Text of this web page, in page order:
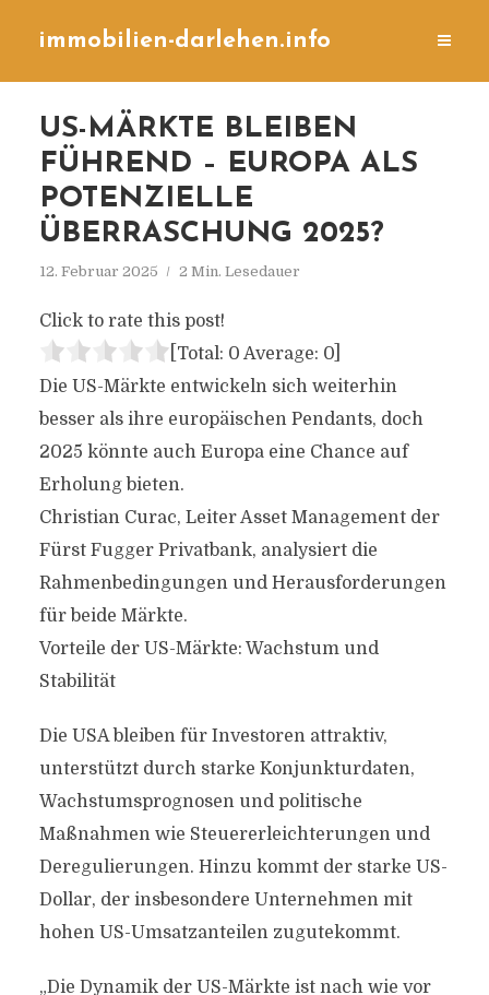
immobilien-darlehen.info
US-MÄRKTE BLEIBEN
FÜHREND – EUROPA ALS
POTENZIELLE
ÜBERRASCHUNG 2025?
12. Februar 2025 2 Min. Lesedauer
Click to rate this post!
[Total: 0 Average: 0]
Die US-Märkte entwickeln sich weiterhin
besser als ihre europäischen Pendants, doch
2025 könnte auch Europa eine Chance auf
Erholung bieten.
Christian Curac, Leiter Asset Management der
Fürst Fugger Privatbank, analysiert die
Rahmenbedingungen und Herausforderungen
für beide Märkte.
Vorteile der US-Märkte: Wachstum und
Stabilität
Die USA bleiben für Investoren attraktiv,
unterstützt durch starke Konjunkturdaten,
Wachstumsprognosen und politische
Maßnahmen wie Steuererleichterungen und
Deregulierungen. Hinzu kommt der starke US-
Dollar, der insbesondere Unternehmen mit
hohen US-Umsatzanteilen zugutekommt.
„Die Dynamik der US-Märkte ist nach wie vor